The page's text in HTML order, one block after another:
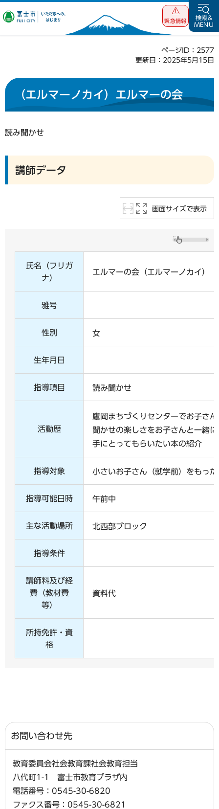
富士市 いただ
緊急情報
検索&
MENU
ページID：2577
更新日：2025年5月15日
（エルマーノカイ）エルマーの会
読み聞かせ
講師データ
画面サイズで表示
氏名（フリガ
ナ）
エルマーの会（エルマーノカイ）
雅号
性別 女
生年月日
指導項目 読み聞かせ
活動歴
鷹岡まちづくりセンターでお子さ
聞かせの楽しさをお子さんと一緒
手にとってもらいたい本の紹介
指導対象 小さいお子さん（就学前）をもっ
指導可能日時 午前中
主な活動場所 北西部ブロック
指導条件
講師料及び経
費（教材費
等）
資料代
所持免許・資
格
お問い合わせ先
教育委員会社会教育課社会教育担当
八代町1-1 富士市教育プラザ内
電話番号：0545-30-6820
ファクス番号：0545-30-6821